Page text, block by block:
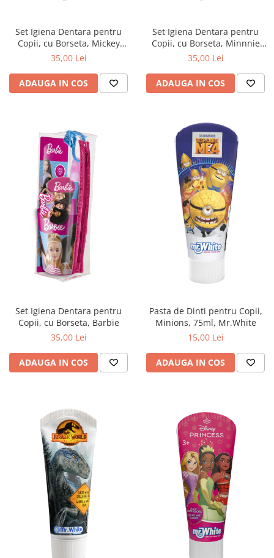
Nature Tech (11 produse)
Ommia Skincare & Mothercare (9
Organic Terra (2 produse)
Pikdare - Pic Solutions (22
produse)
ProdNat (6 produse)
ProPhyto - ProVet SA (6 produse)
Record (5 produse)
Rohto Pharmaceuticals Co (4
produse)
Rolly Brush - Mr.White (10
produse)
produse)
Silc - Laurella (5produse)
Splash (10 produse)
Sunvita Group (2 produse)
Trixie (28 produse)
Vaco Retail sp.zo.o (3 produse)
Van Vliet The Candy Company BV
(8 produse)
Vet's Best (8 produse)
Vivil A. Muller GmbH & Co.Kg (22
Yuup! - Cosmetica Veneta (17
Set Igiena Dentara pentru
Copii, cu Borseta, Mickey
Mouse
35,00 Lei
ADAUGA IN COS
Set Igiena Dentara pentru
Copii, cu Borseta, Minnnie
Mouse
35,00 Lei
ADAUGA IN COS
Set Igiena Dentara pentru
Copii, cu Borseta, Barbie
35,00 Lei
ADAUGA IN COS
Pasta de Dinti pentru Copii,
Minions, 75ml, Mr.White
15,00 Lei
ADAUGA IN COS